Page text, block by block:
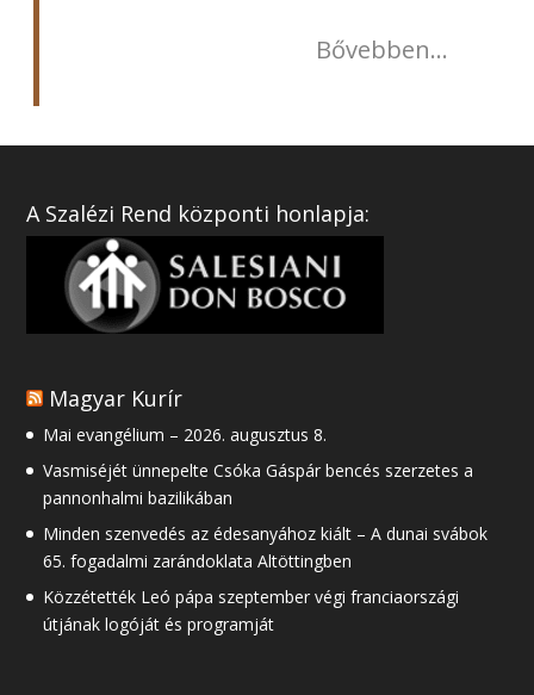
Bővebben...
A Szalézi Rend központi honlapja:
Magyar Kurír
Mai evangélium – 2026. augusztus 8.
Vasmiséjét ünnepelte Csóka Gáspár bencés szerzetes a
pannonhalmi bazilikában
Minden szenvedés az édesanyához kiált – A dunai svábok
65. fogadalmi zarándoklata Altöttingben
Közzétették Leó pápa szeptember végi franciaországi
útjának logóját és programját